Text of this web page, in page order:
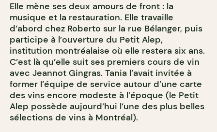
Elle mène ses deux amours de front : la
musique et la restauration. Elle travaille
d’abord chez Roberto sur la rue Bélanger, puis
participe à l’ouverture du Petit Alep,
institution montréalaise où elle restera six ans.
C’est là qu’elle suit ses premiers cours de vin
avec Jeannot Gingras. Tania l’avait invitée à
former l’équipe de service autour d’une carte
des vins encore modeste à l’époque (le Petit
Alep possède aujourd’hui l’une des plus belles
sélections de vins à Montréal).